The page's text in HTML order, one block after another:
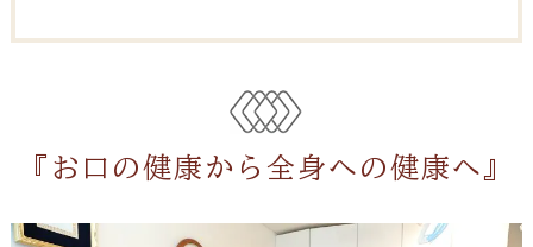
『お口の健康から全身への健康へ』